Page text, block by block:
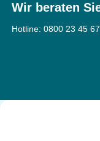
Wir beraten
Hotline: 0800 23 45